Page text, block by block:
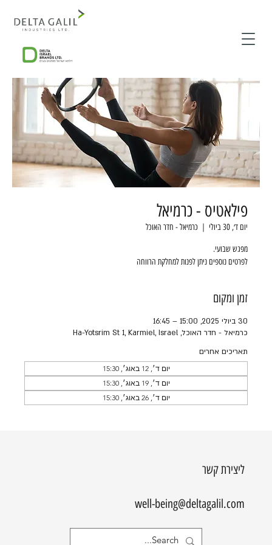
פילאטיס - כרמיאל
יום ד׳, 30 ביולי
  |
כרמיאל - חדר האוכל
לפרטים נוספים ניתן לפנות למחלקת הרווחה
זמן ומקום
30 ביולי 2025, 15:00 – 16:45
כרמיאל - חדר האוכל, Ha-Yotsrim St 1, Karmiel, Israel
תאריכים אחרים
יום ד׳, 12 באוג׳, 15:30
יום ד׳, 19 באוג׳, 15:30
יום ד׳, 26 באוג׳, 15:30
ליצירת קשר
well-being@deltagalil.com